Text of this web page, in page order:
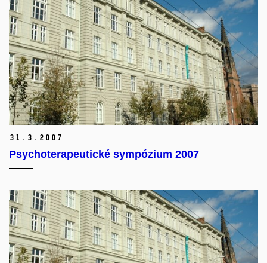
31. 3. 2007
Psychoterapeutické sympózium 2007